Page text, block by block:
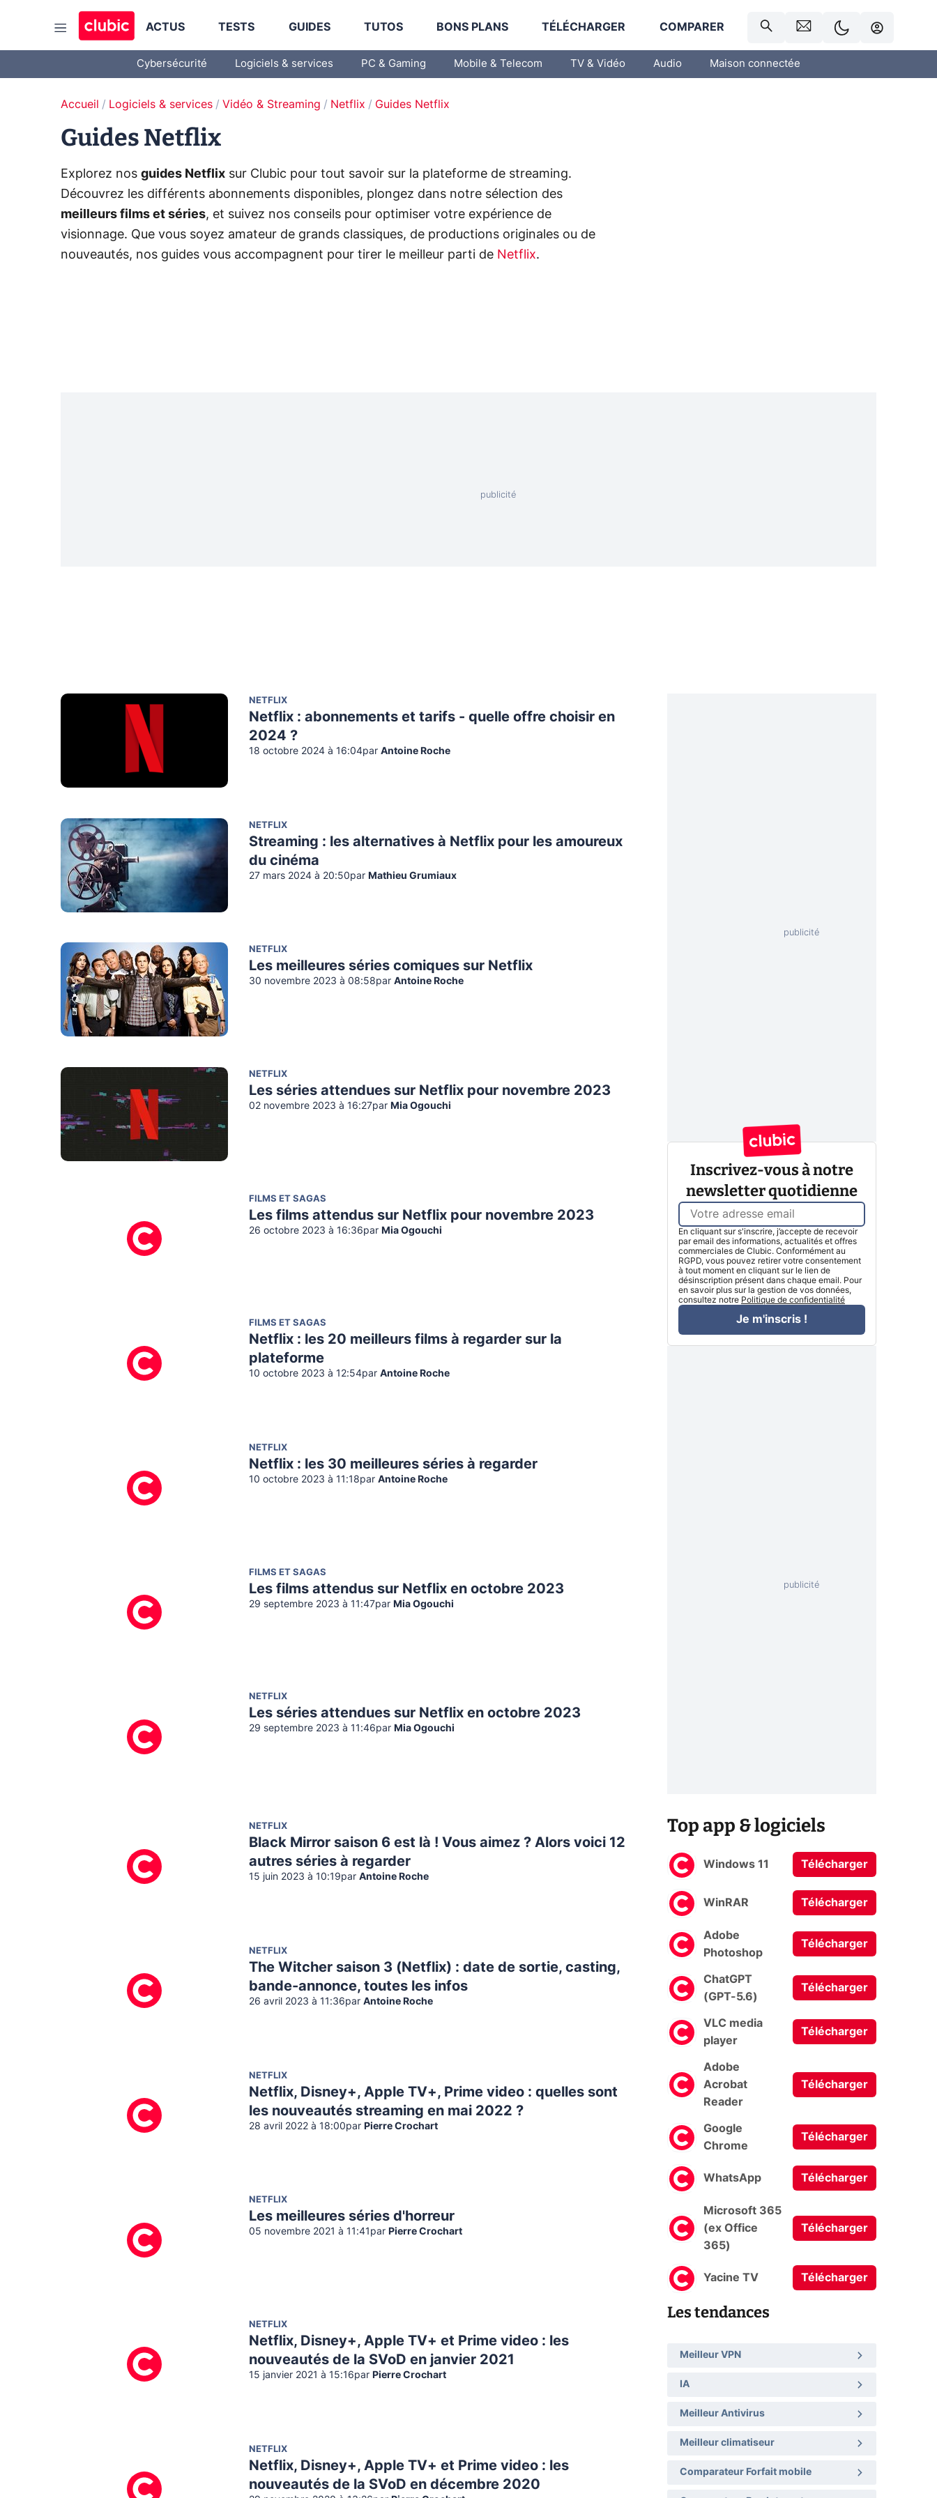
ACTUS TESTS GUIDES TUTOS BONS PLANS TÉLÉCHARGER COMPARER
Cybersécurité Logiciels & services PC & Gaming Mobile & Telecom TV & Vidéo Audio Maison connectée
Accueil Logiciels & services Vidéo & Streaming Netflix Guides Netflix
Guides Netflix
Explorez nos guides Netflix sur Clubic pour tout savoir sur la plateforme de streaming.
Découvrez les différents abonnements disponibles, plongez dans notre sélection des
meilleurs films et séries, et suivez nos conseils pour optimiser votre expérience de
visionnage. Que vous soyez amateur de grands classiques, de productions originales ou de
nouveautés, nos guides vous accompagnent pour tirer le meilleur parti de Netflix.
NETFLIX
Netflix : abonnements et tarifs - quelle offre choisir en
2024 ?
18 octobre 2024 à 16:04par Antoine Roche
NETFLIX
Streaming : les alternatives à Netflix pour les amoureux
du cinéma
27 mars 2024 à 20:50par Mathieu Grumiaux
NETFLIX
Les meilleures séries comiques sur Netflix
30 novembre 2023 à 08:58par Antoine Roche
NETFLIX
Les séries attendues sur Netflix pour novembre 2023
02 novembre 2023 à 16:27par Mia Ogouchi
FILMS ET SAGAS
Les films attendus sur Netflix pour novembre 2023
26 octobre 2023 à 16:36par Mia Ogouchi
FILMS ET SAGAS
Netflix : les 20 meilleurs films à regarder sur la
plateforme
10 octobre 2023 à 12:54par Antoine Roche
NETFLIX
Netflix : les 30 meilleures séries à regarder
10 octobre 2023 à 11:18par Antoine Roche
FILMS ET SAGAS
Les films attendus sur Netflix en octobre 2023
29 septembre 2023 à 11:47par Mia Ogouchi
NETFLIX
Les séries attendues sur Netflix en octobre 2023
29 septembre 2023 à 11:46par Mia Ogouchi
NETFLIX
Black Mirror saison 6 est là ! Vous aimez ? Alors voici 12
autres séries à regarder
15 juin 2023 à 10:19par Antoine Roche
NETFLIX
The Witcher saison 3 (Netflix) : date de sortie, casting,
bande-annonce, toutes les infos
26 avril 2023 à 11:36par Antoine Roche
NETFLIX
Netflix, Disney+, Apple TV+, Prime video : quelles sont
les nouveautés streaming en mai 2022 ?
28 avril 2022 à 18:00par Pierre Crochart
NETFLIX
Les meilleures séries d'horreur
05 novembre 2021 à 11:41 par Pierre Crochart
NETFLIX
Netflix, Disney+, Apple TV+ et Prime video : les
nouveautés de la SVoD en janvier 2021
15 janvier 2021 à 15:16par Pierre Crochart
NETFLIX
Netflix, Disney+, Apple TV+ et Prime video : les
nouveautés de la SVoD en décembre 2020
Inscrivez-vous à notre
newsletter quotidienne
En cliquant sur s'inscrire, j’accepte de recevoir
par email des informations, actualités et offres
commerciales de Clubic. Conformément au
RGPD, vous pouvez retirer votre consentement
à tout moment en cliquant sur le lien de
désinscription présent dans chaque email. Pour
en savoir plus sur la gestion de vos données,
consultez notre Politique de confidentialité
Je m'inscris !
Top app & logiciels
Windows 11 Télécharger
WinRAR Télécharger
Adobe
Photoshop
Télécharger
ChatGPT
(GPT-5.6)
Télécharger
VLC media
player
Télécharger
Adobe
Acrobat
Reader
Télécharger
Google
Chrome
Télécharger
WhatsApp Télécharger
Microsoft 365
(ex Office
365)
Télécharger
Yacine TV Télécharger
Les tendances
Meilleur VPN
IA
Meilleur Antivirus
Meilleur climatiseur
Comparateur Forfait mobile